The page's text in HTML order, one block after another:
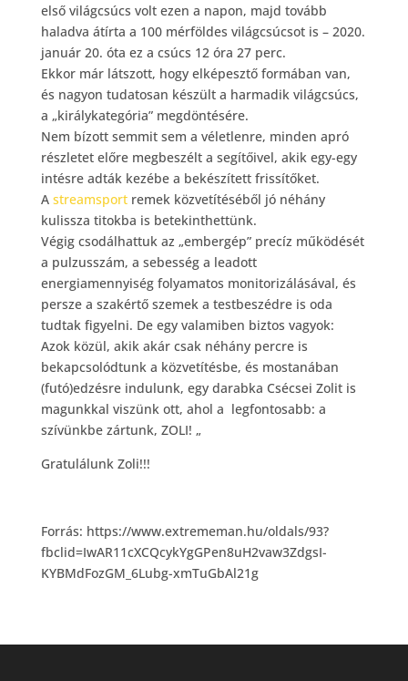
első világcsúcs volt ezen a napon, majd tovább
haladva átírta a 100 mérföldes világcsúcsot is – 2020.
január 20. óta ez a csúcs 12 óra 27 perc.
Ekkor már látszott, hogy elképesztő formában van,
és nagyon tudatosan készült a harmadik világcsúcs,
a „királykategória” megdöntésére.
Nem bízott semmit sem a véletlenre, minden apró
részletet előre megbeszélt a segítőivel, akik egy-egy
intésre adták kezébe a bekészített frissítőket.
A streamsportremek közvetítéséből jó néhány
kulissza titokba is betekinthettünk.
Végig csodálhattuk az „embergép” precíz működését
a pulzusszám, a sebesség a leadott
energiamennyiség folyamatos monitorizálásával, és
persze a szakértő szemek a testbeszédre is oda
tudtak figyelni. De egy valamiben biztos vagyok:
Azok közül, akik akár csak néhány percre is
bekapcsolódtunk a közvetítésbe, és mostanában
(futó)edzésre indulunk, egy darabka Csécsei Zolit is
magunkkal viszünk ott, ahol a legfontosabb: a
szívünkbe zártunk, ZOLI! „
Gratulálunk Zoli!!!
Forrás: https://www.extrememan.hu/oldals/93?
fbclid=IwAR11cXCQcykYgGPen8uH2vaw3ZdgsI-
KYBMdFozGM_6Lubg-xmTuGbAl21g